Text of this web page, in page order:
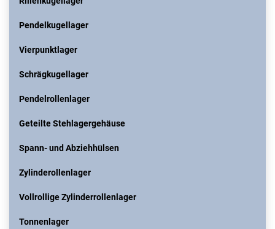
Pendelkugellager
Vierpunktlager
Schrägkugellager
Pendelrollenlager
Geteilte Stehlagergehäuse
Spann- und Abziehhülsen
Zylinderollenlager
Vollrollige Zylinderrollenlager
Tonnenlager